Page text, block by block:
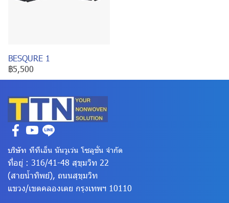
BESQURE 1
฿5,500
บริษัท ทีทีเอ็น นันวูเว่น โซลูชั่น จำกัด
ที่อยู่ : 316/41-48 สุขุมวิท 22
(สายน้ำทิพย์), ถนนสุขุมวิท
แขวง/เขตคลองเตย กรุงเทพฯ 10110